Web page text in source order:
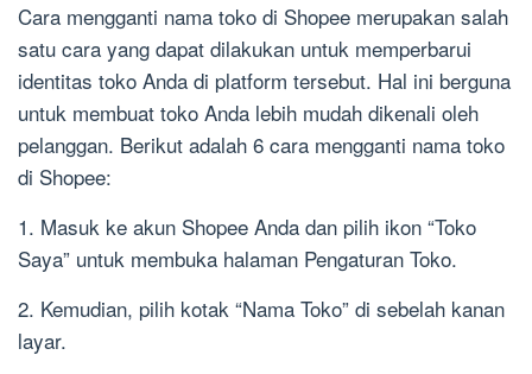
Cara mengganti nama toko di Shopee merupakan salah
satu cara yang dapat dilakukan untuk memperbarui
identitas toko Anda di platform tersebut. Hal ini berguna
untuk membuat toko Anda lebih mudah dikenali oleh
pelanggan. Berikut adalah 6 cara mengganti nama toko
di Shopee:
1. Masuk ke akun Shopee Anda dan pilih ikon “Toko
Saya” untuk membuka halaman Pengaturan Toko.
2. Kemudian, pilih kotak “Nama Toko” di sebelah kanan
layar.